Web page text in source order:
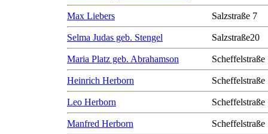
Max Liebers Salzstraße 7
Selma Judas geb. Stengel Salzstraße20
Maria Platz geb. Abrahamson Scheffelstraße
Heinrich Herborn Scheffelstraße
Leo Herborn Scheffelstraße
Manfred Herborn Scheffelstraße